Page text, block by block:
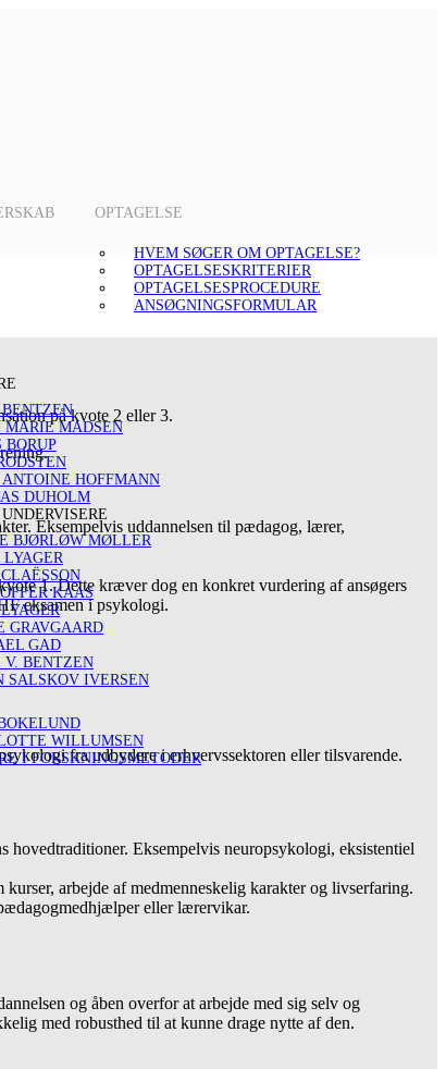
OPTAGELSE
HVEM SØGER OM OPTAGELSE?
OPTAGELSESKRITERIER
OPTAGELSESPROCEDURE
ANSØGNINGSFORMULAR
MARIE MADSEN
BORUP
HOFFMANN
DUHOLM
BJØRLØW MØLLER
LYAGER
KAAS
GRAVGAARD
GAD
V. BENTZEN
SALSKOV IVERSEN
WILLUMSEN
I FORSKNINGSMETODER
på kvote 2 eller 3.
Eksempelvis uddannelsen til pædagog, lærer,
1. Dette kræver dog en konkret vurdering af ansøgers
eksamen i psykologi.
fra udbydere i erhvervssektoren eller tilsvarende.
Eksempelvis neuropsykologi, eksistentiel
arbejde af medmenneskelig karakter og livserfaring.
eller lærervikar.
og åben overfor at arbejde med sig selv og
med robusthed til at kunne drage nytte af den.